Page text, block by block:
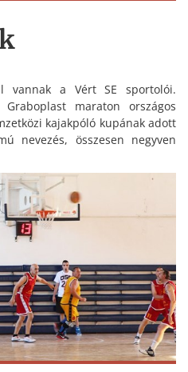
vannak a Vért SE sportolói.
maraton országos
kajakpóló kupának adott
nevezés, összesen negyven